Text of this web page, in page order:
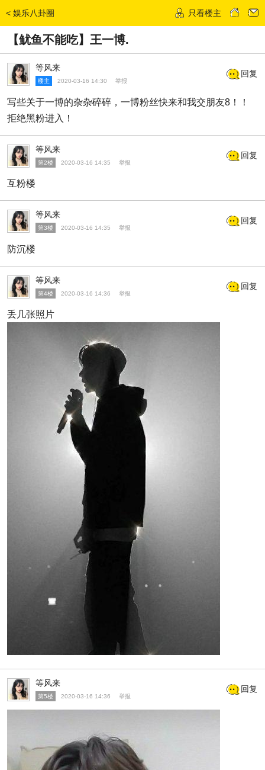
发话题
【鱿鱼不能吃】王一博.
等风来
楼主 2020-03-16 14:30 举报
回复
写些关于一博的杂杂碎碎，一博粉丝快来和我交朋友8！！
拒绝黑粉进入！
等风来
第2楼 2020-03-16 14:35 举报
回复
互粉楼
等风来
第3楼 2020-03-16 14:35 举报
回复
防沉楼
等风来
第4楼 2020-03-16 14:36 举报
回复
丢几张照片
等风来
第5楼 2020-03-16 14:36 举报
回复
< 娱乐八卦圈 只看楼主